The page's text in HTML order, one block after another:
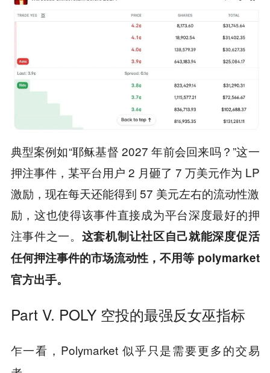
典型案例如“耶稣基督 2027 年前会回来吗？”这一
押注事件，某平台用户 2 月砸了 7 万美元作为 LP
激励，现在每天还能得到 57 美元左右的流动性激
励，这也使得该事件直接成为平台深度最好的押
注事件之一。 这套机制让社区自己就能深度促活
任何押注事件的市场流动性，不用等 polymarket
官方出手。
Part V. POLY 空投的最强反女巫指标
乍一看，Polymarket 似乎只是需要更多的交易